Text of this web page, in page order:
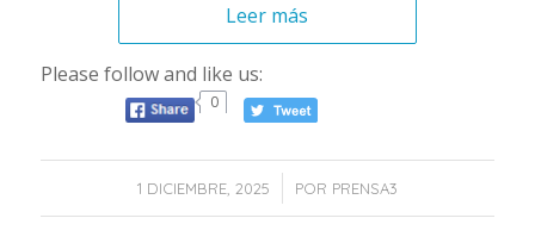
Leer más
Please follow and like us:
0
1 DICIEMBRE, 2025
/ POR PRENSA3